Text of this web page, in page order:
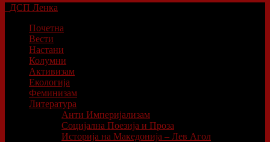
ДСП Ленка
Почетна
Вести
Настани
Колумни
Активизам
Екологија
Феминизам
Литература
Анти Империјализам
Социјална Поезија и Проза
Историја на Македонија – Лев Агол